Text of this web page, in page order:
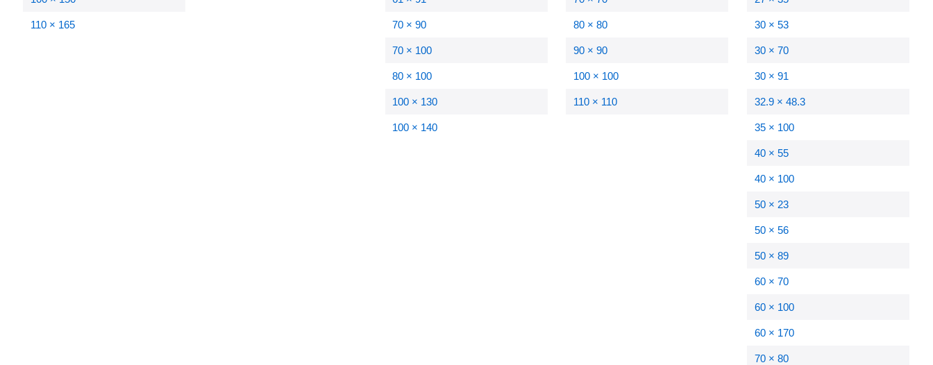
110 × 165 70 × 90
70 × 100
80 × 100
100 × 130
100 × 140
80 × 80
90 × 90
100 × 100
110 × 110
30 × 53
30 × 70
30 × 91
32.9 × 48.3
35 × 100
40 × 55
40 × 100
50 × 23
50 × 56
50 × 89
60 × 70
60 × 100
60 × 170
70 × 80